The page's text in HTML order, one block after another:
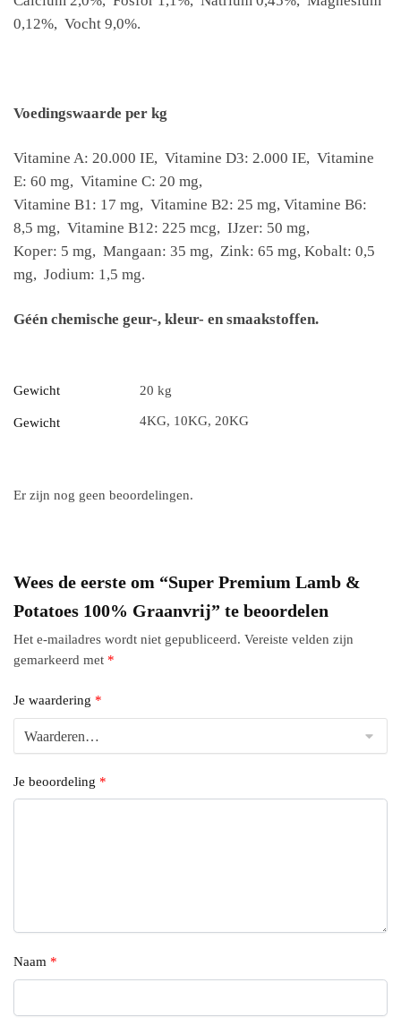
0,12%, Vocht 9,0%.
Voedingswaarde per kg
Vitamine A: 20.000 IE, Vitamine D3: 2.000 IE, Vitamine
E: 60 mg, Vitamine C: 20 mg,
Vitamine B1: 17 mg, Vitamine B2: 25 mg, Vitamine B6:
8,5 mg, Vitamine B12: 225 mcg, IJzer: 50 mg,
Koper: 5 mg, Mangaan: 35 mg, Zink: 65 mg, Kobalt: 0,5
mg, Jodium: 1,5 mg.
Géén chemische geur-, kleur- en smaakstoffen.
Gewicht 20 kg
Gewicht 4KG, 10KG, 20KG
Er zijn nog geen beoordelingen.
Wees de eerste om “Super Premium Lamb &
Potatoes 100% Graanvrij” te beoordelen
Het e-mailadres wordt niet gepubliceerd. Vereiste velden zijn
gemarkeerd met *
Je waardering *
Je beoordeling *
Naam *